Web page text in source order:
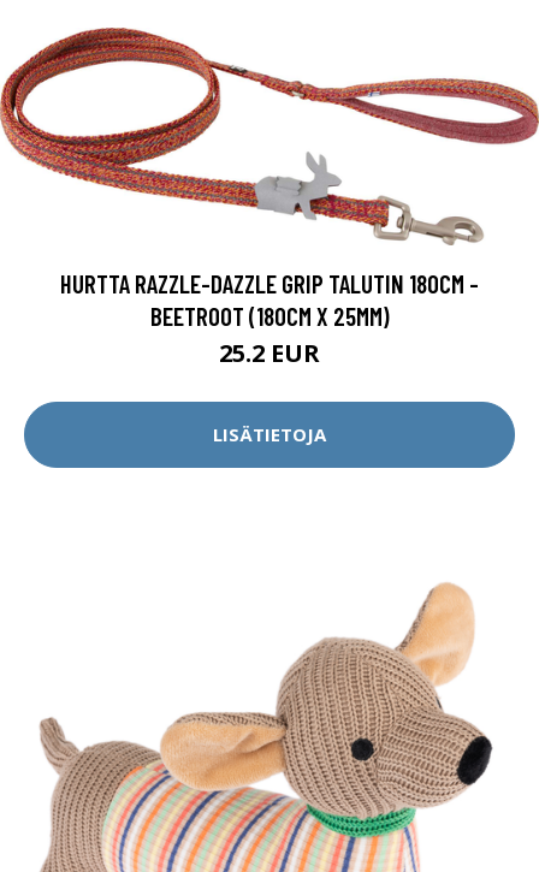
HURTTA RAZZLE-DAZZLE GRIP TALUTIN 180CM -
BEETROOT (180CM X 25MM)
25.2 EUR
LISÄTIETOJA